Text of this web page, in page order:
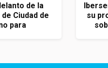
de la
Ciudad de
para
su